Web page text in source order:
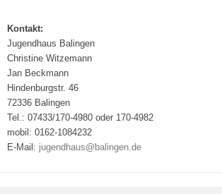
Kontakt:
Jugendhaus Balingen
Christine Witzemann
Jan Beckmann
Hindenburgstr. 46
72336 Balingen
Tel.: 07433/170-4980 oder 170-4982
mobil: 0162-1084232
E-Mail: jugendhaus@balingen.de